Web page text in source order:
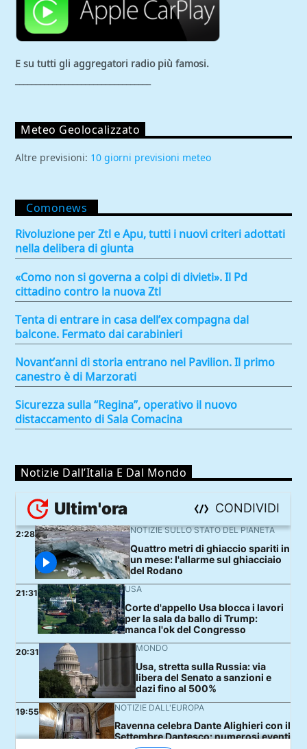
E su tutti gli aggregatori radio più famosi.
Meteo Geolocalizzato
Altre previsioni: 10 giorni previsioni meteo
Comonews
Rivoluzione per Ztl e Apu, tutti i nuovi criteri adottati
nella delibera di giunta
«Como non si governa a colpi di divieti». Il Pd
cittadino contro la nuova Ztl
Tenta di entrare in casa dell’ex compagna dal
balcone. Fermato dai carabinieri
Novant’anni di storia entrano nel Pavilion. Il primo
canestro è di Marzorati
Sicurezza sulla “Regina”, operativo il nuovo
distaccamento di Sala Comacina
Notizie Dall’Italia E Dal Mondo